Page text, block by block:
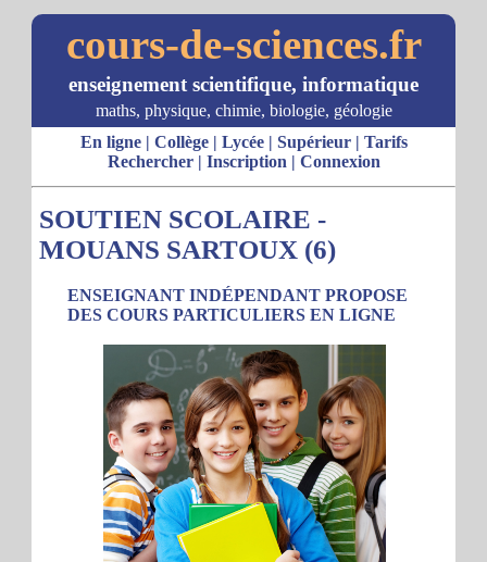
cours-de-sciences.fr
enseignement scientifique, informatique
maths, physique, chimie, biologie, géologie
En ligne| Collège| Lycée| Supérieur| Tarifs
Rechercher| Inscription | Connexion
SOUTIEN SCOLAIRE -
MOUANS SARTOUX (6)
ENSEIGNANT INDÉPENDANT PROPOSE
DES COURS PARTICULIERS EN LIGNE